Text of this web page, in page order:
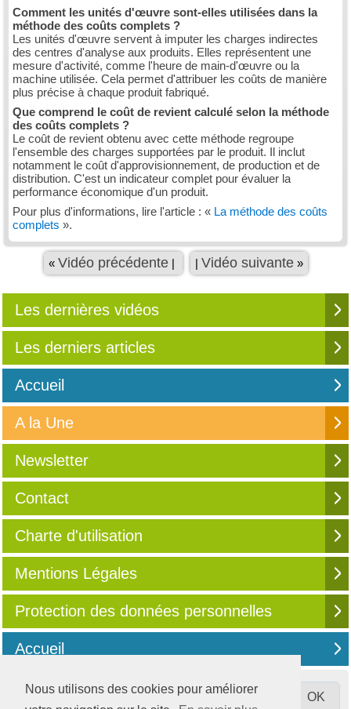
Nous utilisons des cookies pour améliorer
Comment les unités d'œuvre sont-elles utilisées dans la
méthode des coûts complets ?
Les unités d'œuvre servent à imputer les charges indirectes
des centres d'analyse aux produits. Elles représentent une
mesure d'activité, comme l'heure de main-d'œuvre ou la
machine utilisée. Cela permet d'attribuer les coûts de manière
plus précise à chaque produit fabriqué.
Que comprend le coût de revient calculé selon la méthode
des coûts complets ?
Le coût de revient obtenu avec cette méthode regroupe
l'ensemble des charges supportées par le produit. Il inclut
notamment le coût d'approvisionnement, de production et de
distribution. C'est un indicateur complet pour évaluer la
performance économique d'un produit.
Pour plus d'informations, lire l'article : « La méthode des coûts
complets ».
« Vidéo précédente| | Vidéo suivante»
Les dernières vidéos
Les derniers articles
Accueil
A la Une
Newsletter
Contact
Charte d'utilisation
Mentions Légales
Protection des données personnelles
Accueil